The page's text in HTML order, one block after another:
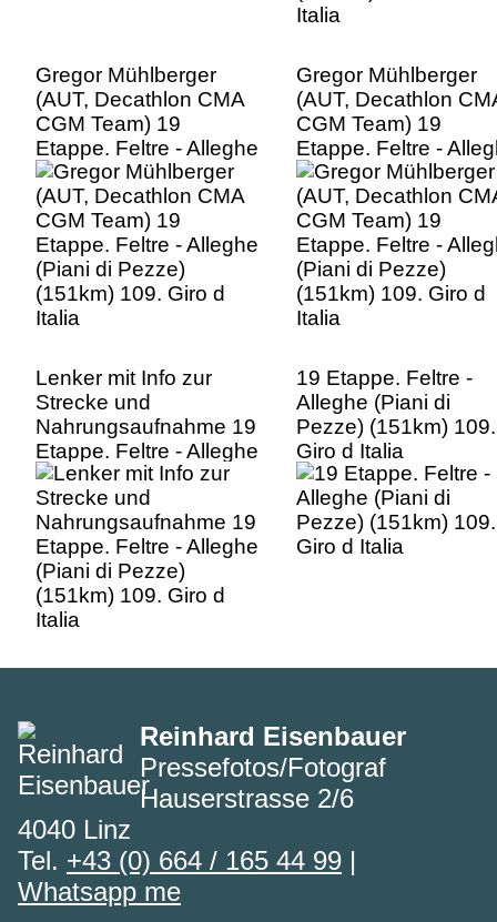
Gregor Mühlberger
(AUT, Decathlon CMA
CGM Team) 19
Etappe. Feltre - Alleghe
(Piani di Pezze)
(151km) 109. Giro d
Italia
Gregor Mühlberger
(AUT, Decathlon
CGM Team) 19
Etappe. Feltre -
(Piani di Pezze)
(151km) 109. Giro d
Italia
Lenker mit Info zur
Strecke und
Nahrungsaufnahme 19
Etappe. Feltre - Alleghe
(Piani di Pezze)
(151km) 109. Giro d
Italia
19 Etappe. Feltre -
Alleghe (Piani di
Pezze) (151km) 109.
Giro d Italia
Reinhard Eisenbauer
Pressefotos/Fotograf
Hauserstrasse 2/6
4040 Linz
Tel. +43 (0) 664 / 165 44 99 |
Whatsapp me